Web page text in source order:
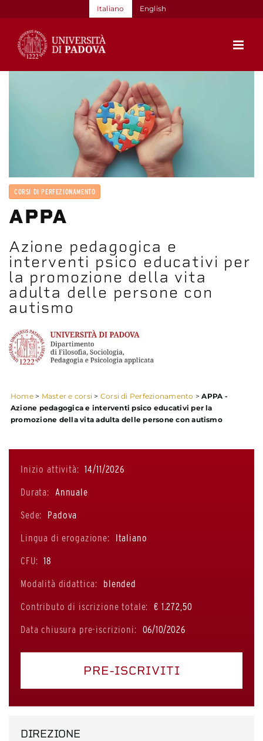
contenuto
Italiano English
CORSI DI PERFEZIONAMENTO
APPA
Azione pedagogica e
interventi psico educativi per
la promozione della vita
adulta delle persone con
autismo
Home> Master e corsi > Corsi di Perfezionamento >APPA -
Azione pedagogica e interventi psico educativi per la
promozione della vita adulta delle persone con autismo
Inizio attività: 14/11/2026
Durata: Annuale
Sede: Padova
Lingua di erogazione: Italiano
CFU: 18
Modalità didattica: blended
Contributo di iscrizione totale: € 1.272,50
Data chiusura pre-iscrizioni: 06/10/2026
PRE-ISCRIVITI
DIREZIONE